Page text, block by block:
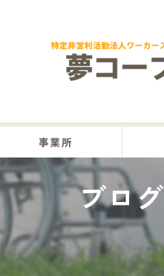
事業所
本部
富士事業所
ブログ